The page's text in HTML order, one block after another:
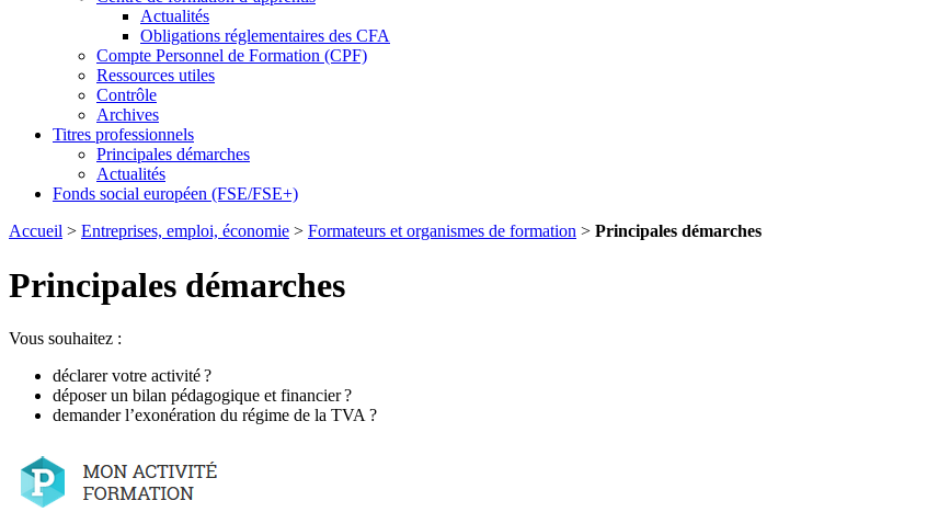
Actualités
Obligations réglementaires des CFA
Compte Personnel de Formation (CPF)
Ressources utiles
Contrôle
Archives
Titres professionnels
Principales démarches
Actualités
Fonds social européen (FSE/FSE+)
Accueil > Entreprises, emploi, économie > Formateurs et organismes de formation > Principales démarches
Principales démarches
Vous souhaitez :
déclarer votre activité?
déposer un bilan pédagogique et financier?
demander l’exonération du régime de la TVA ?